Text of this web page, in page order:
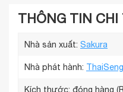
THÔNG TIN CHI
Nhà sản xuất: Sakura
Nhà phát hành: ThaiSeng
Kích thước: đóng hàng